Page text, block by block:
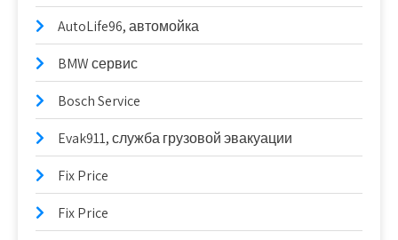
AutoLife96, автомойка
BMW сервис
Bosch Service
Evak911, служба грузовой эвакуации
Fix Price
Fix Price